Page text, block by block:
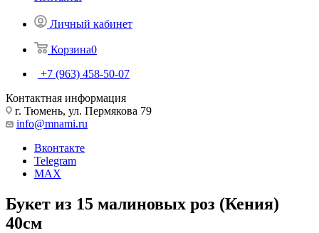
Личный кабинет
Корзина0
+7 (963) 458-50-07
Контактная информация
г. Тюмень, ул. Пермякова 79
info@mnami.ru
Вконтакте
Telegram
MAX
Букет из 15 малиновых роз (Кения)
40см